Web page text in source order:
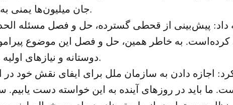
جان میلیون‌ها یمنی به آن وابسته است.
داد: پیش‌بینی از قحطی گسترده، حل و فصل مسئله
به خاطر همین، حل و فصل این موضوع
دوستانه و نیازهای اولیه زندگی بوده‌است.
اجازه دادن به سازمان ملل برای ایفای نقش خود در
ما باید در روزهای آینده به این خواسته دست یابیم.